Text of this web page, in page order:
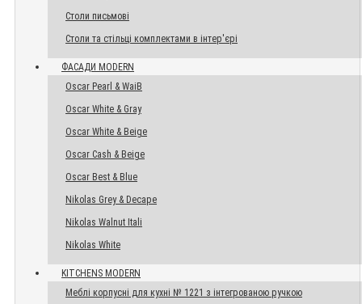
Столи письмові
Столи та стільці комплектами в інтер'єрі
ФАСАДИ MODERN
Oscar Pearl & WaiB
Oscar White & Gray
Oscar White & Beige
Oscar Cash & Beige
Oscar Best & Blue
Nikolas Grey & Decape
Nikolas Walnut Itali
Nikolas White
KITCHENS MODERN
Меблі корпусні для кухні № 1221 з інтегрованою ручкою